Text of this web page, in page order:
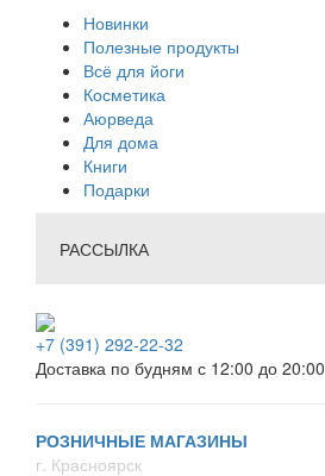
Новинки
Полезные продукты
Всё для йоги
Косметика
Аюрведа
Для дома
Книги
Подарки
РАССЫЛКА
+7 (391) 292-22-32
Доставка по будням с 12:00 до 20:00
РОЗНИЧНЫЕ МАГАЗИНЫ
г. Красноярск